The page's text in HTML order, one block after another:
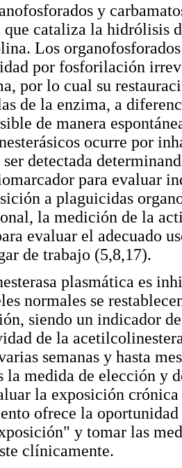
y
que cataliza la hidrólisis
Los
por fosforilación
por lo cual su
de la enzima, a
de manera
ocurre por
ser detectada
para evaluar
a plaguicidas
la medición de la
evaluar el adecuado
de trabajo (5,8,17).
plasmática es
normales se
siendo un indicador
de la
semanas y hasta
la medida de elección y
la exposición
ofrece la
y tomar las
clínicamente.